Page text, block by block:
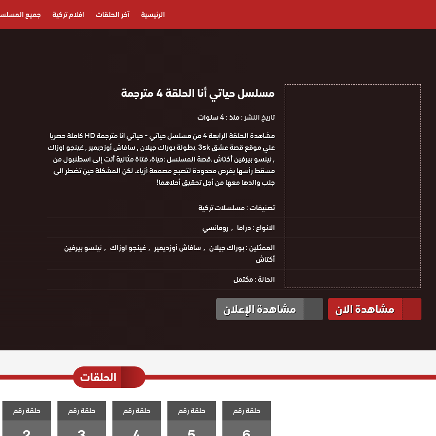
الرئيسية آخر الحلقات افلام تركية جميع
مسلسل حياتي أنا الحلقة 4 مترجمة
تاريخ النشر :منذ : 4 سنوات
مشاهدة الحلقة الرابعة 4 من مسلسل حياتي - حياتي انا مترجمة HD كاملة حصريا
علي موقع قصة عشق 3sk .بطولة بوراك جيلان , سافاش أوزديمير , غينجو اوزاك
, نيلسو بيرفين أكتاش .قصة المسلسل :حياة، فتاة مثالية أتت إلى اسطنبول من
مسقط رأسها بفرص محدودة لتصبح مصممة أزياء. لكن المشكلة حين تضطر الى
جلب والدها معها من أجل تحقيق أحلاهما!
تصنيفات :مسلسلات تركية
الانواع :دراما
رومانسي
الممثلين :بوراك جيلان سافاش أوزديمير غينجو اوزاك
نيلسو بيرفين
أكتاش
الحالة :مكتمل
مشاهدة الان مشاهدة الإعلان
الحلقات
حلقة رقم حلقة رقم حلقة رقم حلقة رقم حلقة رقم